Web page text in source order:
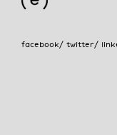
facebook/ twitter/